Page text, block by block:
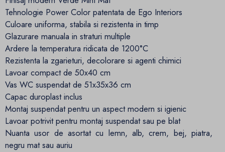
Tehnologie Power Color patentata de Ego Interiors
Culoare uniforma, stabila si rezistenta in timp
Glazurare manuala in straturi multiple
Ardere la temperatura ridicata de 1200°C
Rezistenta la zgarieturi, decolorare si agenti chimici
Lavoar compact de 50x40 cm
Vas WC suspendat de 51x35x36 cm
Capac duroplast inclus
Montaj suspendat pentru un aspect modern si igienic
Lavoar potrivit pentru montaj suspendat sau pe blat
Nuanta usor de asortat cu lemn, alb, crem, bej, piatra,
negru mat sau auriu